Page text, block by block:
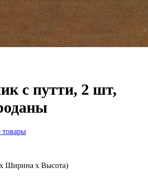
с путти, 2 шт,
Ширина х Высота)